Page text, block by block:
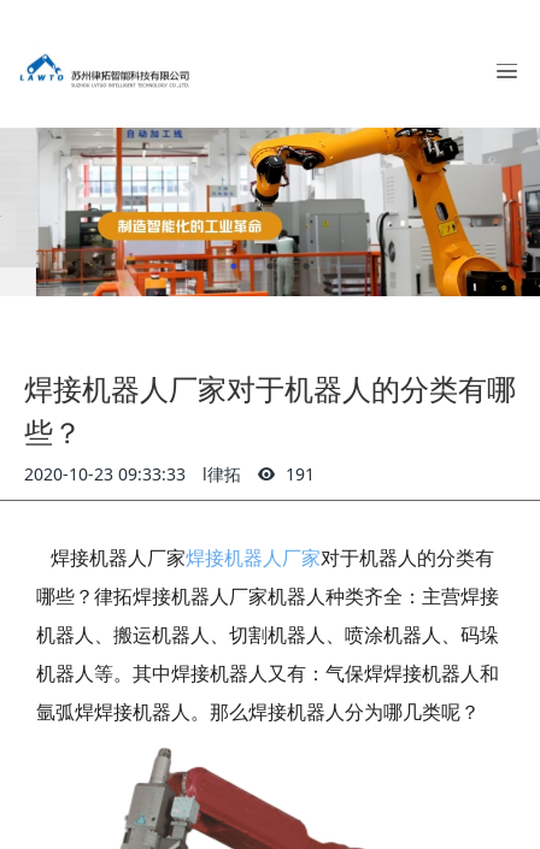
焊接机器人厂家对于机器人的分类有哪
些？
2020-10-23 09:33:33 l律拓 191
焊接机器人厂家焊接机器人厂家对于机器人的分类有
哪些？律拓焊接机器人厂家机器人种类齐全：主营焊接
机器人、搬运机器人、切割机器人、喷涂机器人、码垛
机器人等。其中焊接机器人又有：气保焊焊接机器人和
氩弧焊焊接机器人。那么焊接机器人分为哪几类呢？